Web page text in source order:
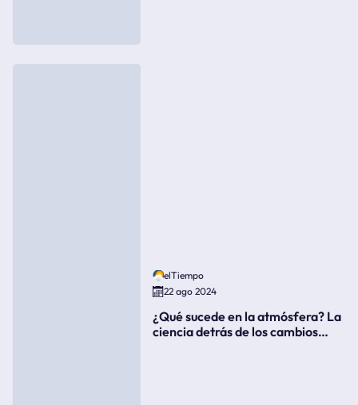
elTiempo
22 ago 2024
¿Qué sucede en la atmósfera? La
ciencia detrás de los cambios